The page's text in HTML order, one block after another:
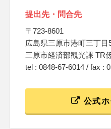
提出先・問合先
〒723-8601
広島県三原市港町三丁目
三原市経済部観光課 TR
tel : 0848-67-6014 / fax :
公式